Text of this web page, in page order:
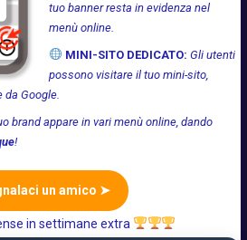
tuo banner resta in evidenza nel
menù online.
MINI-SITO DEDICATO: Gli utenti
possono visitare il tuo mini-sito,
Google.
brand appare in vari menù online, dando
!
un amico ➤
in settimane extra